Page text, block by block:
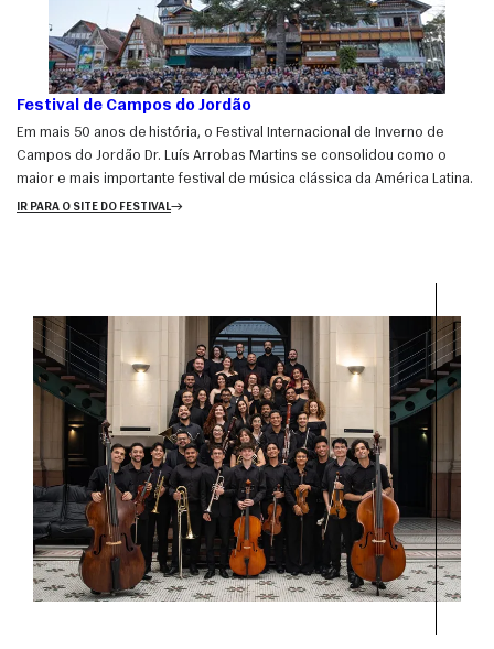
Festival de Campos do Jordão
Em mais 50 anos de história, o Festival Internacional de Inverno de
Campos do Jordão Dr. Luís Arrobas Martins se consolidou como o
maior e mais importante festival de música clássica da América Latina.
IR PARA O SITE DO FESTIVAL